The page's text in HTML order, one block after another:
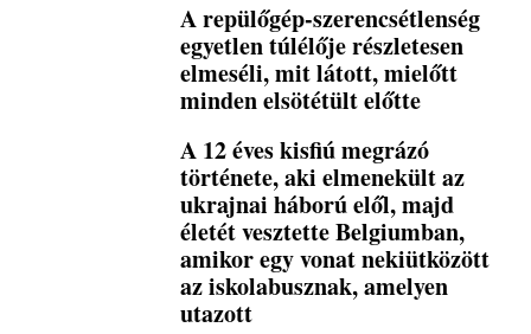
A repülőgép-szerencsétlenség
egyetlen túlélője részletesen
elmeséli, mit látott, mielőtt
minden elsötétült előtte
A 12 éves kisfiú megrázó
története, aki elmenekült az
ukrajnai háború elől, majd
életét vesztette Belgiumban,
amikor egy vonat nekiütközött
az iskolabusznak, amelyen
utazott